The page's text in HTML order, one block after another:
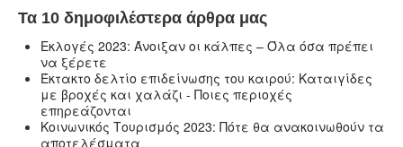
Τα 10 δημοφιλέστερα άρθρα μας
Εκλογές 2023: Άνοιξαν οι κάλπες – Όλα όσα πρέπει
να ξέρετε
Έκτακτο δελτίο επιδείνωσης του καιρού: Καταιγίδες
με βροχές και χαλάζι - Ποιες περιοχές
επηρεάζονται
Κοινωνικός Τουρισμός 2023: Πότε θα ανακοινωθούν τα
αποτελέσματα